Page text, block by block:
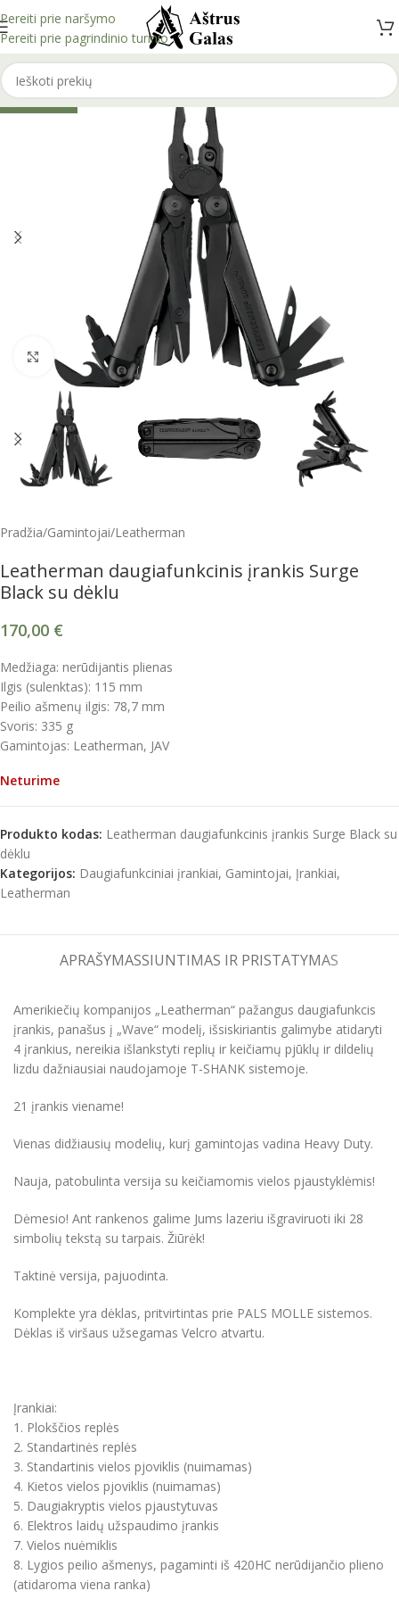
Pereiti prie naršymo
Pereiti prie pagrindinio turinio
Spustelėkite, kad padidintumėte
Pradžia/Gamintojai/Leatherman
Leatherman daugiafunkcinis įrankis Surge
Black su dėklu
170,00 €
Medžiaga: nerūdijantis plienas
Ilgis (sulenktas): 115 mm
Peilio ašmenų ilgis: 78,7 mm
Svoris: 335 g
Gamintojas: Leatherman, JAV
Neturime
Produkto kodas: Leatherman daugiafunkcinis įrankis Surge Black su
dėklu
Kategorijos: Daugiafunkciniai įrankiai, Gamintojai, Įrankiai,
Leatherman
APRAŠYMASSIUNTIMAS IR PRISTATYMAS
Amerikiečių kompanijos „Leatherman“ pažangus daugiafunkcis
įrankis, panašus į „Wave“ modelį, išsiskiriantis galimybe atidaryti
4 įrankius, nereikia išlankstyti replių ir keičiamų pjūklų ir dildelių
lizdu dažniausiai naudojamoje T-SHANK sistemoje.
21 įrankis viename!
Vienas didžiausių modelių, kurį gamintojas vadina Heavy Duty.
Nauja, patobulinta versija su keičiamomis vielos pjaustyklėmis!
Dėmesio! Ant rankenos galime Jums lazeriu išgraviruoti iki 28
simbolių tekstą su tarpais. Žiūrėk!
Taktinė versija, pajuodinta.
Komplekte yra dėklas, pritvirtintas prie PALS MOLLE sistemos.
Dėklas iš viršaus užsegamas Velcro atvartu.
Įrankiai:
1. Plokščios replės
2. Standartinės replės
3. Standartinis vielos pjoviklis (nuimamas)
4. Kietos vielos pjoviklis (nuimamas)
5. Daugiakryptis vielos pjaustytuvas
6. Elektros laidų užspaudimo įrankis
7. Vielos nuėmiklis
8. Lygios peilio ašmenys, pagaminti iš 420HC nerūdijančio plieno
(atidaroma viena ranka)